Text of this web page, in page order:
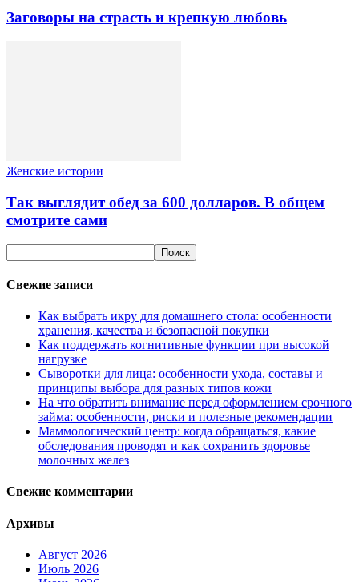
Заговоры на страсть и крепкую любовь
Женские истории
Так выглядит обед за 600 долларов. В общем
смотрите сами
Свежие записи
Как выбрать икру для домашнего стола: особенности
хранения, качества и безопасной покупки
Как поддержать когнитивные функции при высокой
нагрузке
Сыворотки для лица: особенности ухода, составы и
принципы выбора для разных типов кожи
На что обратить внимание перед оформлением срочного
займа: особенности, риски и полезные рекомендации
Маммологический центр: когда обращаться, какие
обследования проводят и как сохранить здоровье
молочных желез
Свежие комментарии
Архивы
Август 2026
Июль 2026